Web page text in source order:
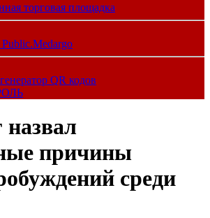
торговая площадка
QR кодов
причины
среди